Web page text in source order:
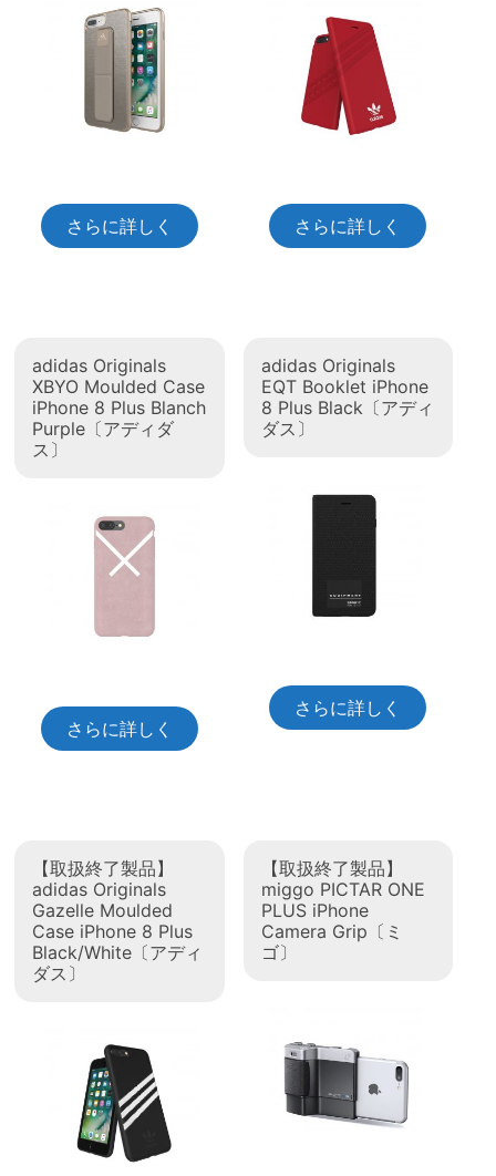
さらに詳しく さらに詳しく
adidas Originals
XBYO Moulded Case
iPhone 8 Plus Blanch
Purple〔アディダ
ス〕
さらに詳しく
adidas Originals
EQT Booklet iPhone
8 Plus Black〔アディ
ダス〕
さらに詳しく
【取扱終了製品】
adidas Originals
Gazelle Moulded
Case iPhone 8 Plus
Black/White〔アディ
ダス〕
【取扱終了製品】
miggo PICTAR ONE
PLUS iPhone
Camera Grip〔ミ
ゴ〕